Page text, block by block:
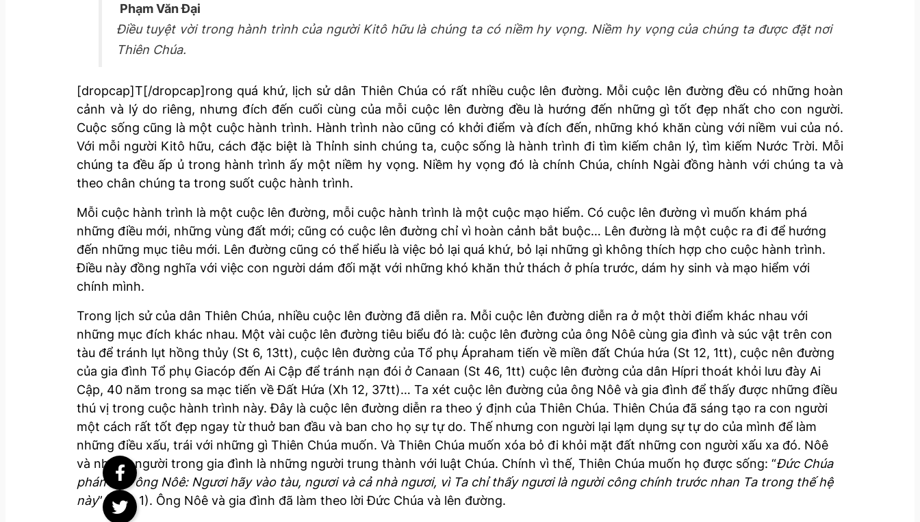
Phạm Văn Đại
Điều tuyệt vời trong hành trình của người Kitô hữu là chúng ta có niềm hy vọng. Niềm hy vọng của chúng ta được đặt nơi
Thiên Chúa.
[dropcap]T[/dropcap]rong quá khứ, lịch sử dân Thiên Chúa có rất nhiều cuộc lên đường. Mỗi cuộc lên đường đều có những hoàn
cảnh và lý do riêng, nhưng đích đến cuối cùng của mỗi cuộc lên đường đều là hướng đến những gì tốt đẹp nhất cho con người.
Cuộc sống cũng là một cuộc hành trình. Hành trình nào cũng có khởi điểm và đích đến, những khó khăn cùng với niềm vui của nó.
Với mỗi người Kitô hữu, cách đặc biệt là Thỉnh sinh chúng ta, cuộc sống là hành trình đi tìm kiếm chân lý, tìm kiếm Nước Trời. Mỗi
chúng ta đều ấp ủ trong hành trình ấy một niềm hy vọng. Niềm hy vọng đó là chính Chúa, chính Ngài đồng hành với chúng ta và
theo chân chúng ta trong suốt cuộc hành trình.
Mỗi cuộc hành trình là một cuộc lên đường, mỗi cuộc hành trình là một cuộc mạo hiểm. Có cuộc lên đường vì muốn khám phá
những điều mới, những vùng đất mới; cũng có cuộc lên đường chỉ vì hoàn cảnh bắt buộc… Lên đường là một cuộc ra đi để hướng
đến những mục tiêu mới. Lên đường cũng có thể hiểu là việc bỏ lại quá khứ, bỏ lại những gì không thích hợp cho cuộc hành trình.
Điều này đồng nghĩa với việc con người dám đối mặt với những khó khăn thử thách ở phía trước, dám hy sinh và mạo hiểm với
chính mình.
Trong lịch sử của dân Thiên Chúa, nhiều cuộc lên đường đã diễn ra. Mỗi cuộc lên đường diễn ra ở một thời điểm khác nhau với
những mục đích khác nhau. Một vài cuộc lên đường tiêu biểu đó là: cuộc lên đường của ông Nôê cùng gia đình và súc vật trên con
tàu để tránh lụt hồng thủy (St 6, 13tt), cuộc lên đường của Tổ phụ Ápraham tiến về miền đất Chúa hứa (St 12, 1tt), cuộc nên đường
của gia đình Tổ phụ Giacóp đến Ai Cập để tránh nạn đói ở Canaan (St 46, 1tt) cuộc lên đường của dân Hípri thoát khỏi lưu đày Ai
Cập, 40 năm trong sa mạc tiến về Đất Hứa (Xh 12, 37tt)… Ta xét cuộc lên đường của ông Nôê và gia đình để thấy được những điều
thú vị trong cuộc hành trình này. Đây là cuộc lên đường diễn ra theo ý định của Thiên Chúa. Thiên Chúa đã sáng tạo ra con người
một cách rất tốt đẹp ngay từ thuở ban đầu và ban cho họ sự tự do. Thế nhưng con người lại lạm dụng sự tự do của mình để làm
những điều xấu, trái với những gì Thiên Chúa muốn. Và Thiên Chúa muốn xóa bỏ đi khỏi mặt đất những con người xấu xa đó. Nôê
và những người trong gia đình là những người trung thành với luật Chúa. Chính vì thế, Thiên Chúa muốn họ được sống: “Đức Chúa
phán bảo ông Nôê: Ngươi hãy vào tàu, ngươi và cả nhà ngươi, vì Ta chỉ thấy ngươi là người công chính trước nhan Ta trong thế hệ
này” (St 7, 1). Ông Nôê và gia đình đã làm theo lời Đức Chúa và lên đường.